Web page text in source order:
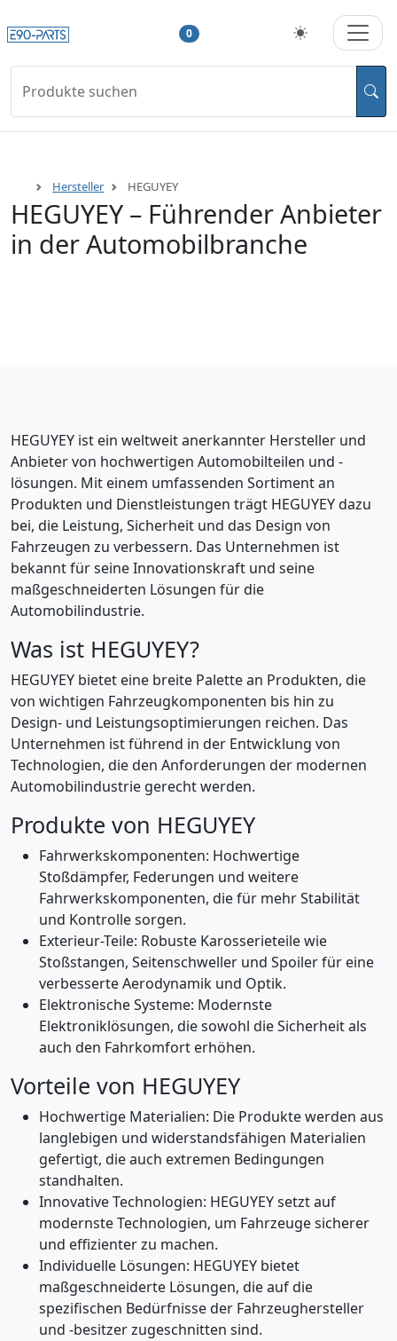
0
Produkte suchen
Hersteller HEGUYEY
HEGUYEY – Führender Anbieter
in der Automobilbranche
HEGUYEY ist ein weltweit anerkannter Hersteller und
Anbieter von hochwertigen Automobilteilen und -
lösungen. Mit einem umfassenden Sortiment an
Produkten und Dienstleistungen trägt HEGUYEY dazu
bei, die Leistung, Sicherheit und das Design von
Fahrzeugen zu verbessern. Das Unternehmen ist
bekannt für seine Innovationskraft und seine
maßgeschneiderten Lösungen für die
Automobilindustrie.
Was ist HEGUYEY?
HEGUYEY bietet eine breite Palette an Produkten, die
von wichtigen Fahrzeugkomponenten bis hin zu
Design- und Leistungsoptimierungen reichen. Das
Unternehmen ist führend in der Entwicklung von
Technologien, die den Anforderungen der modernen
Automobilindustrie gerecht werden.
Produkte von HEGUYEY
Fahrwerkskomponenten: Hochwertige
Stoßdämpfer, Federungen und weitere
Fahrwerkskomponenten, die für mehr Stabilität
und Kontrolle sorgen.
Exterieur-Teile: Robuste Karosserieteile wie
Stoßstangen, Seitenschweller und Spoiler für eine
verbesserte Aerodynamik und Optik.
Elektronische Systeme: Modernste
Elektroniklösungen, die sowohl die Sicherheit als
auch den Fahrkomfort erhöhen.
Vorteile von HEGUYEY
Hochwertige Materialien: Die Produkte werden aus
langlebigen und widerstandsfähigen Materialien
gefertigt, die auch extremen Bedingungen
standhalten.
Innovative Technologien: HEGUYEY setzt auf
modernste Technologien, um Fahrzeuge sicherer
und effizienter zu machen.
Individuelle Lösungen: HEGUYEY bietet
maßgeschneiderte Lösungen, die auf die
spezifischen Bedürfnisse der Fahrzeughersteller
und -besitzer zugeschnitten sind.